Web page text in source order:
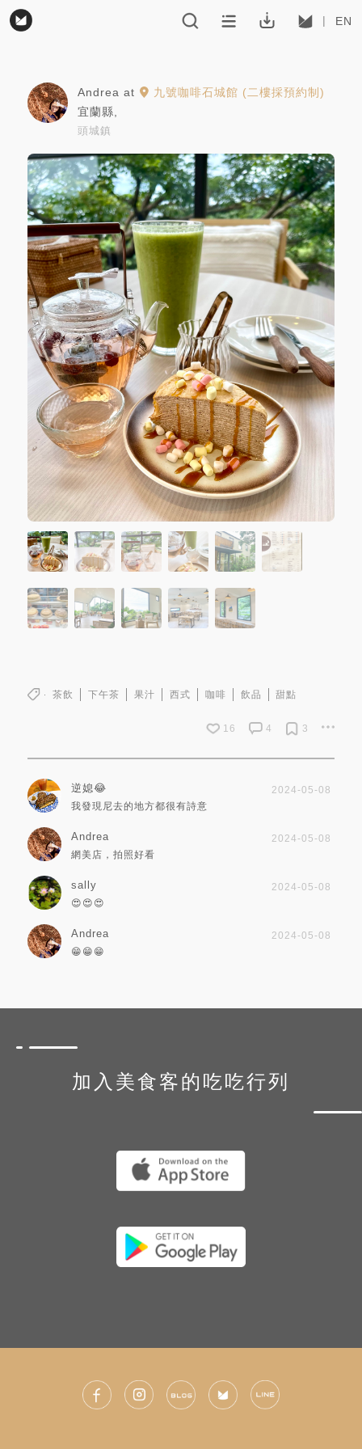
EN
Andrea at
九號咖啡石城館 (二樓採預約制)
宜蘭縣
頭城鎮
茶飲 下午茶 果汁 西式 咖啡 飲品 甜點
16 4 3
逆媳😂
2024-05-08
我發現尼去的地方都很有詩意
Andrea
2024-05-08
網美店，拍照好看
sally
2024-05-08
😍😍😍
Andrea
2024-05-08
😁😁😁
加入美食客的吃吃行列